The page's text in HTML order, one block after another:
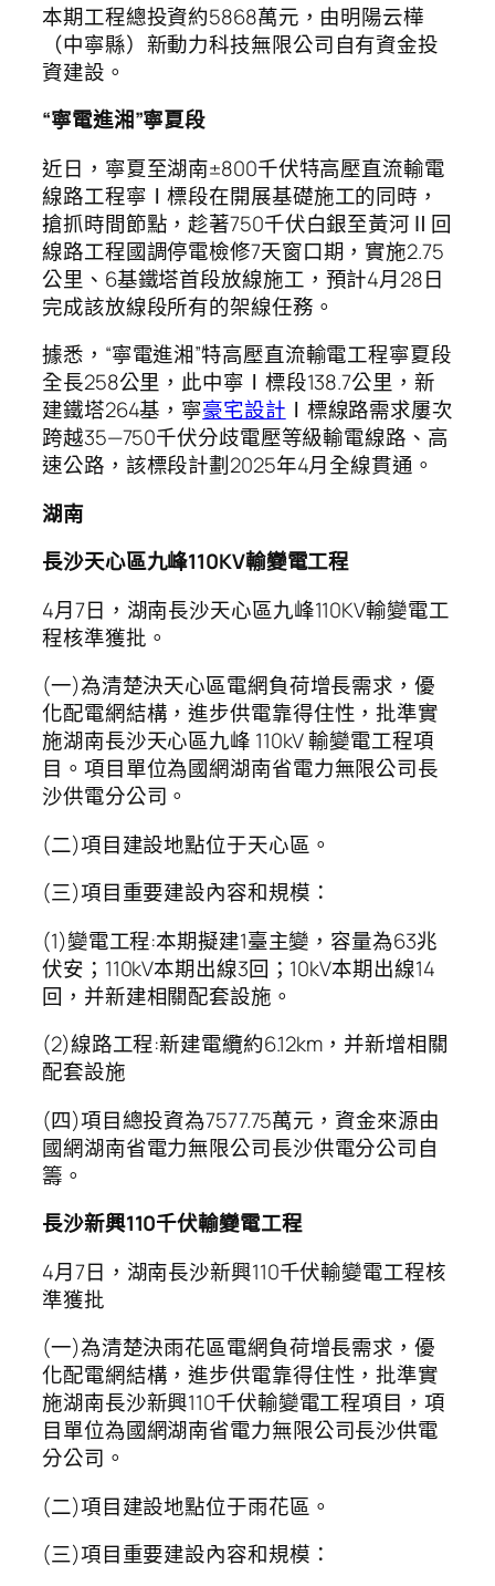
本期工程總投資約5868萬元，由明陽云樺
（中寧縣）新動力科技無限公司自有資金投
資建設。
“寧電進湘”寧夏段
近日，寧夏至湖南±800千伏特高壓直流輸電
線路工程寧Ⅰ標段在開展基礎施工的同時，
搶抓時間節點，趁著750千伏白銀至黃河Ⅱ回
線路工程國調停電檢修7天窗口期，實施2.75
公里、6基鐵塔首段放線施工，預計4月28日
完成該放線段所有的架線任務。
據悉，“寧電進湘”特高壓直流輸電工程寧夏段
全長258公里，此中寧Ⅰ標段138.7公里，新
建鐵塔264基，寧豪宅設計 Ⅰ標線路需求屢次
跨越35—750千伏分歧電壓等級輸電線路、高
速公路，該標段計劃2025年4月全線貫通。
湖南
長沙天心區九峰110KV輸變電工程
4月7日，湖南長沙天心區九峰110KV輸變電工
程核準獲批。
(一)為清楚決天心區電網負荷增長需求，優
化配電網結構，進步供電靠得住性，批準實
施湖南長沙天心區九峰 110kV 輸變電工程項
目。項目單位為國網湖南省電力無限公司長
沙供電分公司。
(二)項目建設地點位于天心區。
(三)項目重要建設內容和規模：
(1)變電工程:本期擬建1臺主變，容量為63兆
伏安；110kV本期出線3回；10kV本期出線14
回，并新建相關配套設施。
(2)線路工程:新建電纜約6.12km，并新增相關
配套設施
(四)項目總投資為7577.75萬元，資金來源由
國網湖南省電力無限公司長沙供電分公司自
籌。
長沙新興110千伏輸變電工程
4月7日，湖南長沙新興110千伏輸變電工程核
準獲批
(一)為清楚決雨花區電網負荷增長需求，優
化配電網結構，進步供電靠得住性，批準實
施湖南長沙新興110千伏輸變電工程項目，項
目單位為國網湖南省電力無限公司長沙供電
分公司。
(二)項目建設地點位于雨花區。
(三)項目重要建設內容和規模：